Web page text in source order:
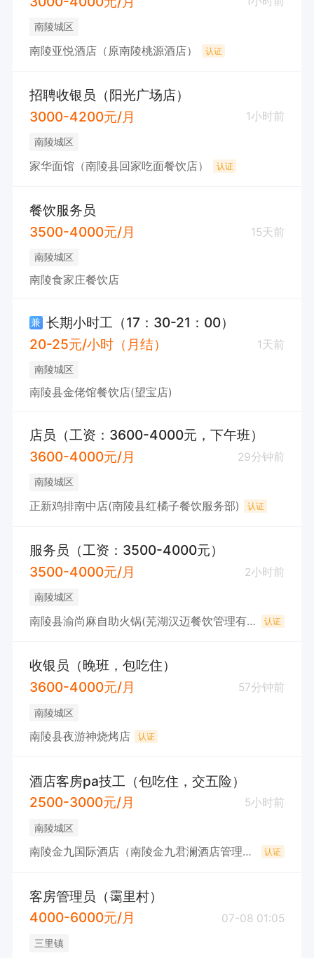
南陵城区
南陵亚悦酒店（原南陵桃源酒店） 认证
招聘收银员（阳光广场店）
3000-4200元/月
1小时前
南陵城区
家华面馆（南陵县回家吃面餐饮店） 认证
餐饮服务员
3500-4000元/月
15天前
南陵城区
南陵食家庄餐饮店
兼 长期小时工（17：30-21：00）
20-25元/小时（月结）
1天前
南陵城区
南陵县金佬馆餐饮店(望宝店)
店员（工资：3600-4000元，下午班）
3600-4000元/月
29分钟前
南陵城区
正新鸡排南中店(南陵县红橘子餐饮服务部) 认证
服务员（工资：3500-4000元）
3500-4000元/月
2小时前
南陵城区
南陵县渝尚麻自助火锅(芜湖汉迈餐饮管理有限公司) 认证
收银员（晚班，包吃住）
3600-4000元/月
57分钟前
南陵城区
南陵县夜游神烧烤店 认证
酒店客房pa技工（包吃住，交五险）
2500-3000元/月
5小时前
南陵城区
南陵金九国际酒店（南陵金九君澜酒店管理有限公司） 认证
客房管理员（霭里村）
4000-6000元/月
07-08 01:05
三里镇